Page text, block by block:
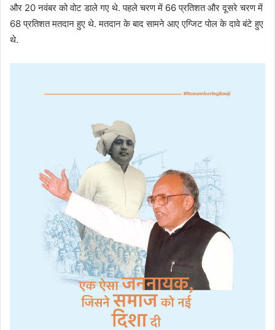
और 20 नवंबर को वोट डाले गए थे. पहले चरण में 66 प्रतिशत और दूसरे चरण में
68 प्रतिशत मतदान हुए थे. मतदान के बाद सामने आए एग्जिट पोल के दावे बंटे हुए
थे.